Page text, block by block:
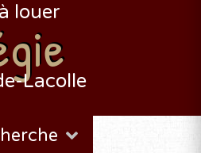
louer
Lacolle